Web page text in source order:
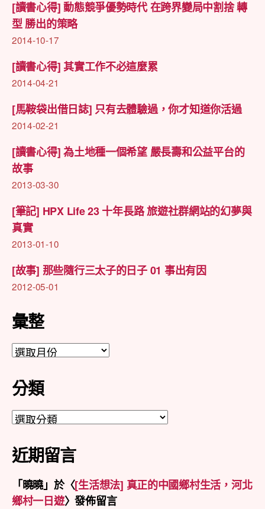
[讀書心得] 動態競爭優勢時代 在跨界變局中割捨 轉
型 勝出的策略
2014-10-17
[讀書心得] 其實工作不必這麼累
2014-04-21
[馬鞍袋出借日誌] 只有去體驗過，你才知道你活過
2014-02-21
[讀書心得] 為土地種一個希望 嚴長壽和公益平台的
故事
2013-03-30
[筆記] HPX Life 23 十年長路 旅遊社群網站的幻夢與
真實
2013-01-10
[故事] 那些隨行三太子的日子 01 事出有因
2012-05-01
彙整
彙
分類
分
近期留言
「曉曉」於〈[生活想法] 真正的中國鄉村生活，河北
鄉村一日遊〉發佈留言